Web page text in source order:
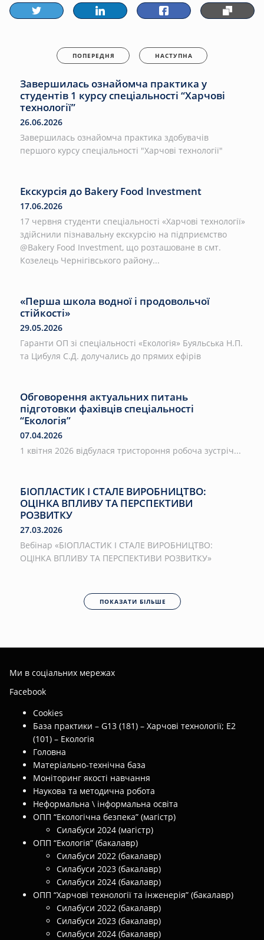
ПОПЕРЕДНЯ НАСТУПНА
Завершилась ознайомча практика у
студентів 1 курсу спеціальності “Харчові
технології”
26.06.2026
Завершилась ознайомча практика здобувачів
першого курсу спеціальності "Харчові технології"
Екскурсія до Bakery Food Investment
17.06.2026
17 червня студенти спеціальності «Харчові технології»
здійснили пізнавальну екскурсію на підприємство
@Bakery Food Investment, що розташоване в смт.
Козелець Чернігівського району...
«Перша школа водної і продовольчої
стійкості»
29.05.2026
Гаранти ОП зі спеціальності «Екологія» Буяльська Н.П.
та Цибуля С.Д. долучались до прямих ефірів
Обговорення актуальних питань
підготовки фахівців спеціальності
“Екологія”
07.04.2026
1 квітня 2026 відбулася тристороння робоча зустріч...
БІОПЛАСТИК І СТАЛЕ ВИРОБНИЦТВО:
ОЦІНКА ВПЛИВУ ТА ПЕРСПЕКТИВИ
РОЗВИТКУ
27.03.2026
Вебінар «БІОПЛАСТИК І СТАЛЕ ВИРОБНИЦТВО:
ОЦІНКА ВПЛИВУ ТА ПЕРСПЕКТИВИ РОЗВИТКУ»
ПОКАЗАТИ БІЛЬШЕ
Ми в соціальних мережах
Facebook
Cookies
База практики – G13 (181) – Харчові технології; E2
(101) – Екологія
Головна
Матеріально-технічна база
Моніторинг якості навчання
Наукова та методична робота
Неформальна \ інформальна освіта
ОПП “Екологічна безпека” (магістр)
Силабуси 2024 (магістр)
ОПП “Екологія” (бакалавр)
Силабуси 2022 (бакалавр)
Силабуси 2023 (бакалавр)
Силабуси 2024 (бакалавр)
ОПП “Харчові технології та інженерія” (бакалавр)
Силабуси 2022 (бакалавр)
Силабуси 2023 (бакалавр)
Силабуси 2024 (бакалавр)